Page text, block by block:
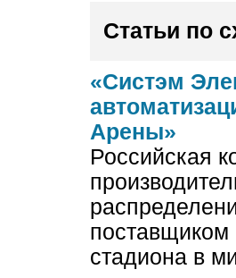
Статьи по
«Систэм
Арены»
Российская
поставщиком
стадиона в